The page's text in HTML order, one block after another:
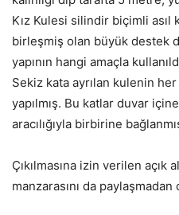
Kız Kulesi silindir biçimli
birleşmiş olan büyük destek
yapının hangi amaçla
Sekiz kata ayrılan kulenin
yapılmış. Bu katlar duvar
aracılığıyla birbirine
Çıkılmasına izin verilen
manzarasını da paylaşmadan